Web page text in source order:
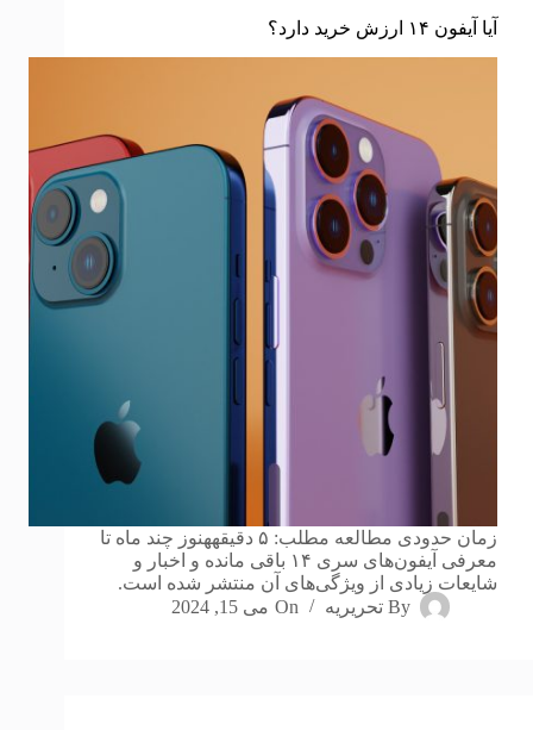
آیا آیفون ۱۴ ارزش خرید دارد؟
زمان حدودی مطالعه مطلب: ۵ دقیقههنوز چند ماه تا
معرفی آیفون‌های سری ۱۴ باقی مانده و اخبار و
شایعات زیادی از ویژگی‌های آن منتشر شده است.
By تحریریه On می 15, 2024